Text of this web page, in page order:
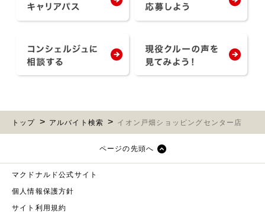
トップ アルバイト検索 イオン戸畑ショッピングセンター店
ページの先頭へ
マクドナルド公式サイト
個人情報保護方針
サイト利用規約